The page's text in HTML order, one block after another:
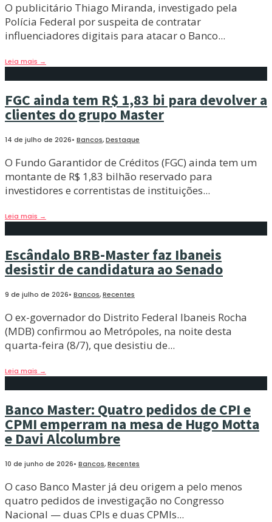
O publicitário Thiago Miranda, investigado pela
Polícia Federal por suspeita de contratar
influenciadores digitais para atacar o Banco...
Leia mais →
FGC ainda tem R$ 1,83 bi para devolver a
clientes do grupo Master
14 de julho de 2026• Bancos,Destaque
O Fundo Garantidor de Créditos (FGC) ainda tem um
montante de R$ 1,83 bilhão reservado para
investidores e correntistas de instituições...
Leia mais →
Escândalo BRB-Master faz Ibaneis
desistir de candidatura ao Senado
9 de julho de 2026• Bancos,Recentes
O ex-governador do Distrito Federal Ibaneis Rocha
(MDB) confirmou ao Metrópoles, na noite desta
quarta-feira (8/7), que desistiu de...
Leia mais →
Banco Master: Quatro pedidos de CPI e
CPMI emperram na mesa de Hugo Motta
e Davi Alcolumbre
10 de junho de 2026• Bancos,Recentes
O caso Banco Master já deu origem a pelo menos
quatro pedidos de investigação no Congresso
Nacional — duas CPIs e duas CPMIs...